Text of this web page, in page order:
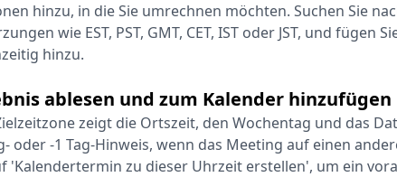
hinzu, in die Sie umrechnen möchten. Suchen Sie
wie EST, PST, GMT, CET, IST oder JST, und fügen
hinzu.
ablesen und zum Kalender hinzufügen
zeigt die Ortszeit, den Wochentag und das
oder -1 Tag-Hinweis, wenn das Meeting auf einen
'Kalendertermin zu dieser Uhrzeit erstellen', um ein